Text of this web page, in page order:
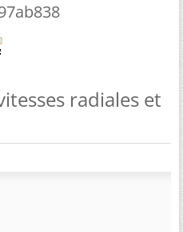
radiales et